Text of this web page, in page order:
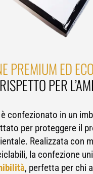
PREMIUM ED
PER
confezionato in un
per proteggere il
Realizzata con
la confezione
, perfetta per chi